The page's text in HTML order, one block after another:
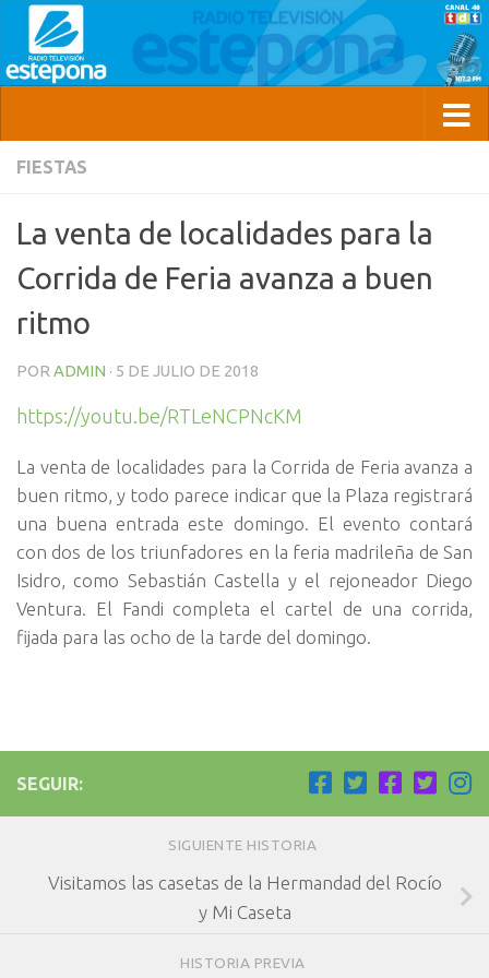
FIESTAS
La venta de localidades para la
Corrida de Feria avanza a buen
ritmo
POR ADMIN · 5 DE JULIO DE 2018
https://youtu.be/RTLeNCPNcKM
La venta de localidades para la Corrida de Feria avanza a
buen ritmo, y todo parece indicar que la Plaza registrará
una buena entrada este domingo. El evento contará
con dos de los triunfadores en la feria madrileña de San
Isidro, como Sebastián Castella y el rejoneador Diego
Ventura. El Fandi completa el cartel de una corrida,
fijada para las ocho de la tarde del domingo.
SEGUIR:
SIGUIENTE HISTORIA
Visitamos las casetas de la Hermandad del Rocío
y Mi Caseta
HISTORIA PREVIA